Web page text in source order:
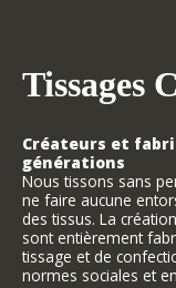
Tissages
Créateurs et
générations
Nous tissons sans
ne faire aucune
des tissus. La
sont entièrement
tissage et de
normes sociales et